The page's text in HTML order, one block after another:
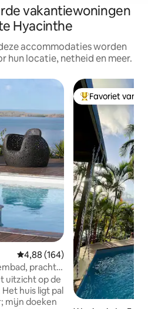
vakantiewoningen
Hyacinthe
accommodaties worden
hun locatie, netheid en meer.
Gemiddelde beoordeling van
4,88 (164)
prachtig
uitzicht op de
Het huis ligt pal
mijn doeken
Topfavoriet van
Favoriet van